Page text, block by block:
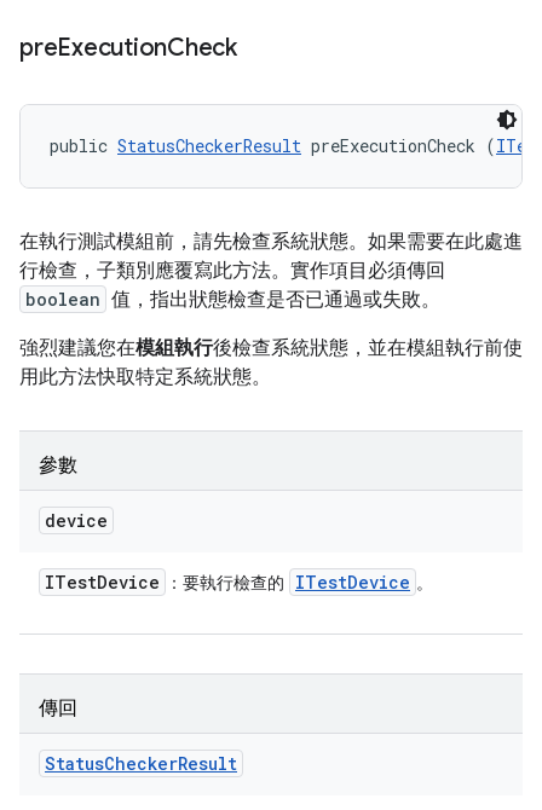
preExecutionCheck
public StatusCheckerResult preExecutionCheck (
在執行測試模組前，請先檢查系統狀態。如果需要在此處進
行檢查，子類別應覆寫此方法。實作項目必須傳回
boolean 值，指出狀態檢查是否已通過或失敗。
強烈建議您在模組執行後檢查系統狀態，並在模組執行前使
用此方法快取特定系統狀態。
參數
device
ITestDevice ：要執行檢查的 ITestDevice 。
傳回
StatusCheckerResult